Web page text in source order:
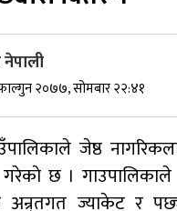
सर्वोच्चले खारेज गर्‍यो दानबहादुर
पदमुक्तिको निर्णय कायम
नेपाली कांग्रेसका वरिष्ठ नेता
नेपाली
२०७७, सोमबार २२:४१
जेष्ठ
छ । गाउपालिकाले
अन्र्तगत ज्याकेट र